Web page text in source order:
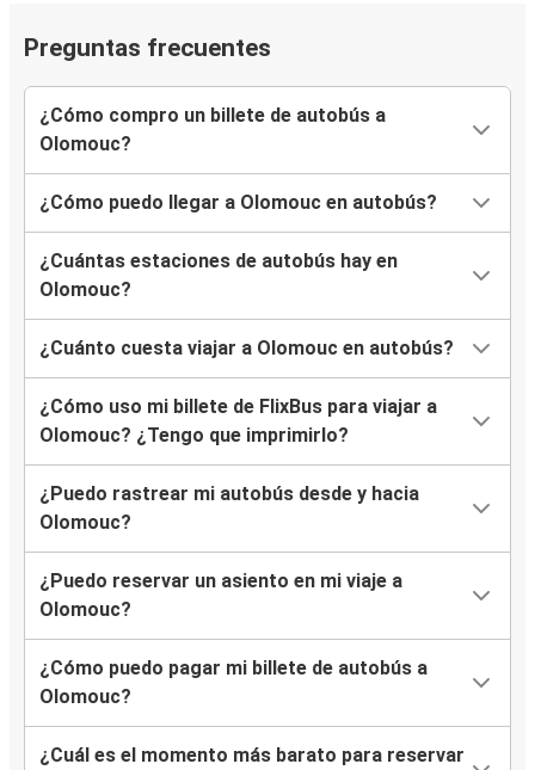
Olomouc
Olomouc
Aeropuerto de Bratislava
Olomouc
Karlovy Vary
Olomouc
Olomouc
Olomouc
Olomouc
Zakopane
Olomouc
Aeropuerto de Budapest
Preguntas frecuentes
¿Cómo compro un billete de autobús a
Olomouc?
¿Cómo puedo llegar a Olomouc en autobús?
¿Cuántas estaciones de autobús hay en
Olomouc?
¿Cuánto cuesta viajar a Olomouc en autobús?
¿Cómo uso mi billete de FlixBus para viajar a
Olomouc? ¿Tengo que imprimirlo?
¿Puedo rastrear mi autobús desde y hacia
Olomouc?
¿Puedo reservar un asiento en mi viaje a
Olomouc?
¿Cómo puedo pagar mi billete de autobús a
Olomouc?
¿Cuál es el momento más barato para reservar